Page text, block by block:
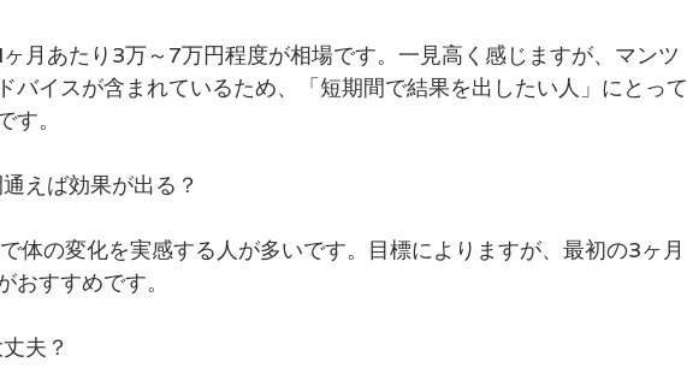
月あたり3万～7万円程度が相場です。一見高く感じますが、マンツ
バイスが含まれているため、「短期間で結果を出したい人」にとって
す。
えば効果が出る？
体の変化を実感する人が多いです。目標によりますが、最初の3ヶ月
おすすめです。
夫？